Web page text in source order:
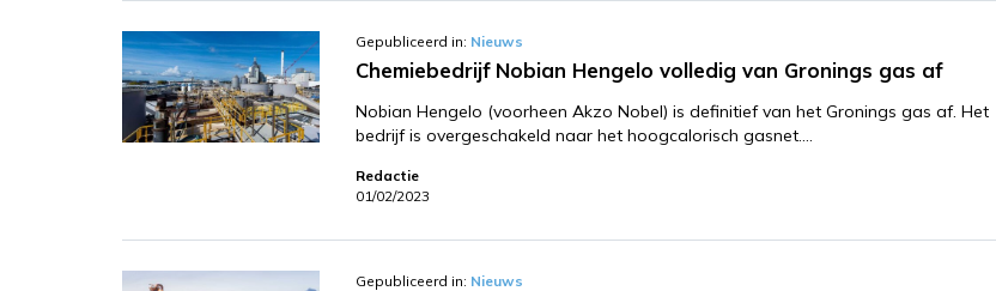
Gepubliceerd in: Nieuws
Chemiebedrijf Nobian Hengelo volledig van Gronings gas af
Nobian Hengelo (voorheen Akzo Nobel) is definitief van het Gronings gas af. Het
bedrijf is overgeschakeld naar het hoogcalorisch gasnet.…
Redactie
01/02/2023
Gepubliceerd in: Nieuws